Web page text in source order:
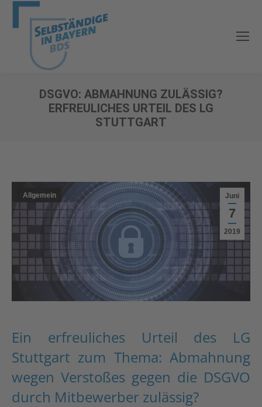
DSGVO: ABMAHNUNG ZULÄSSIG?
ERFREULICHES URTEIL DES LG
STUTTGART
Juni
7
2019
Allgemein
Ein erfreuliches Urteil des LG
Stuttgart zum Thema: Abmahnung
wegen Verstoßes gegen die DSGVO
durch Mitbewerber zulässig?